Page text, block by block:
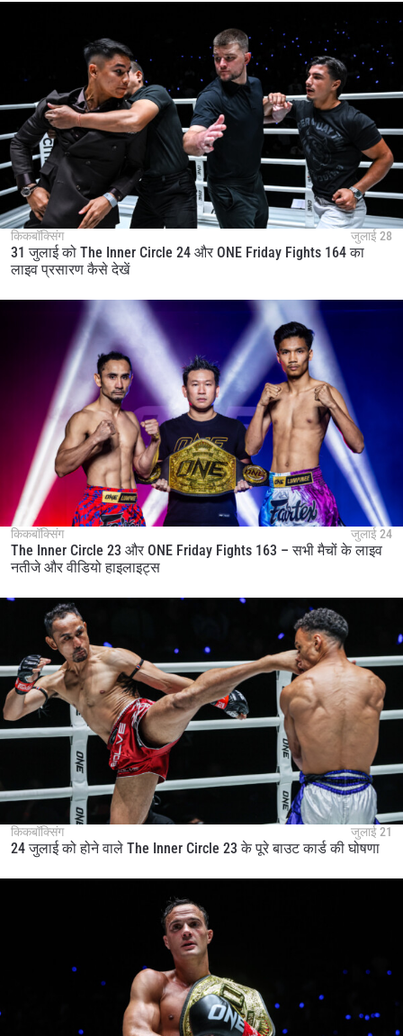
किकबॉक्सिंग जुलाई 28
31 जुलाई को The Inner Circle 24 और ONE Friday Fights 164 का
लाइव प्रसारण कैसे देखें
किकबॉक्सिंग जुलाई 24
The Inner Circle 23 और ONE Friday Fights 163 – सभी मैचों के लाइव
नतीजे और वीडियो हाइलाइट्स
किकबॉक्सिंग जुलाई 21
24 जुलाई को होने वाले The Inner Circle 23 के पूरे बाउट कार्ड की घोषणा